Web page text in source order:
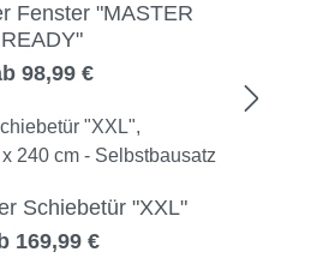
Fenster "MASTER
READY"
98,99 €
Schiebetür "XXL"
169,99 €